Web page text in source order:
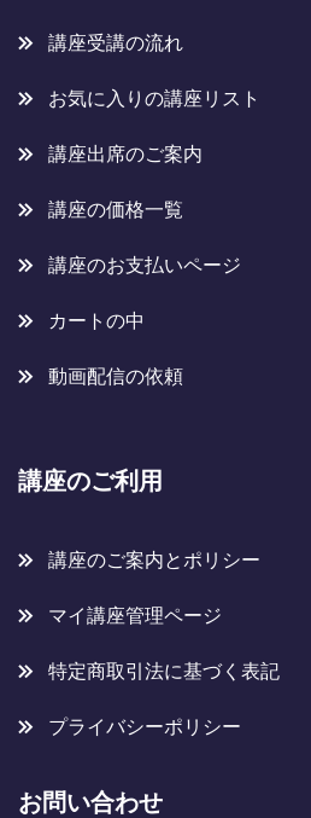
講座受講の流れ
お気に入りの講座リスト
講座出席のご案内
講座の価格一覧
講座のお支払いページ
カートの中
動画配信の依頼
講座のご利用
講座のご案内とポリシー
マイ講座管理ページ
特定商取引法に基づく表記
プライバシーポリシー
お問い合わせ